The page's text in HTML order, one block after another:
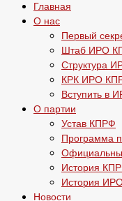
Главная
О нас
Первый
Штаб ИРО
Структура
КРК ИРО
Вступить в
О партии
Устав КПРФ
Программа
История
История
Новости